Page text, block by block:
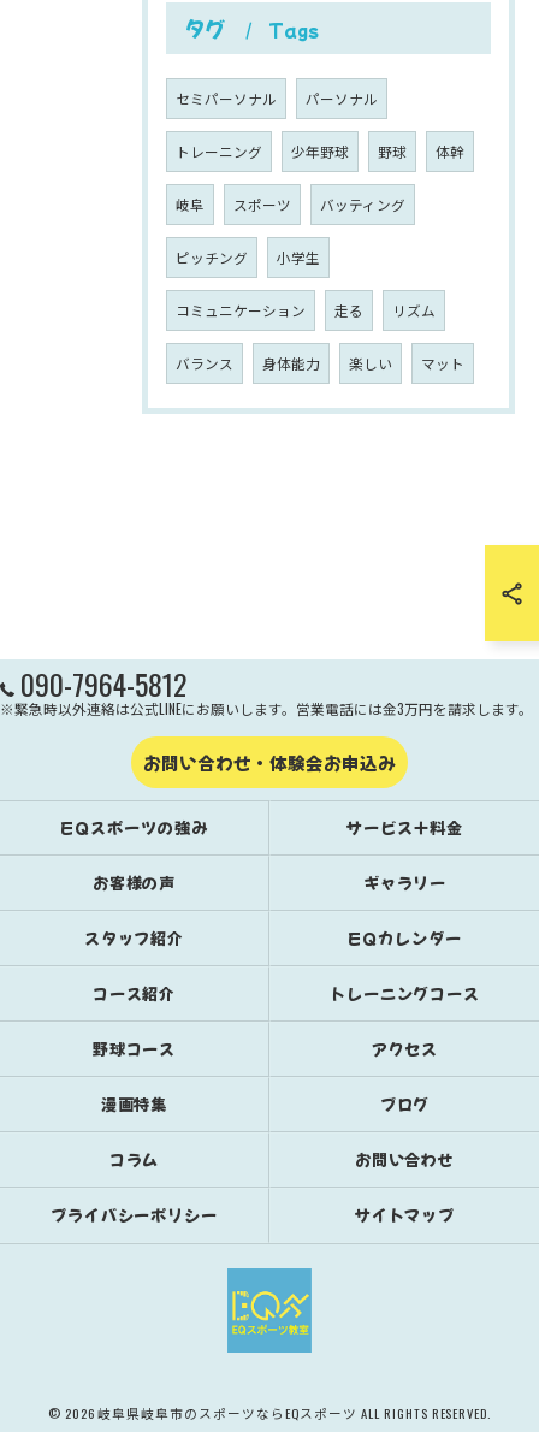
タグ Tags
セミパーソナル パーソナル
トレーニング 少年野球 野球 体幹
岐阜 スポーツ バッティング
ピッチング 小学生
コミュニケーション 走る リズム
バランス 身体能力 楽しい マット
090-7964-5812
※緊急時以外連絡は公式LINEにお願いします。営業電話には金3万円を請求します。
お問い合わせ・体験会お申込み
EQスポーツの強み サービス＋料金
お客様の声 ギャラリー
スタッフ紹介 EQカレンダー
コース紹介 トレーニングコース
野球コース アクセス
漫画特集 ブログ
コラム お問い合わせ
プライバシーポリシー サイトマップ
© 2026 岐阜県岐阜市のスポーツならEQスポーツ ALL RIGHTS RESERVED.